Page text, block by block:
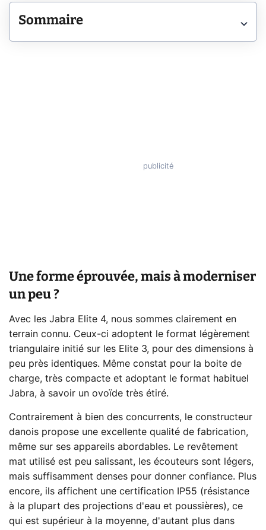
Sommaire
Une forme éprouvée, mais à moderniser
un peu ?
Avec les Jabra Elite 4, nous sommes clairement en
terrain connu. Ceux-ci adoptent le format légèrement
triangulaire initié sur les Elite 3, pour des dimensions à
peu près identiques. Même constat pour la boite de
charge, très compacte et adoptant le format habituel
Jabra, à savoir un ovoïde très étiré.
Contrairement à bien des concurrents, le constructeur
danois propose une excellente qualité de fabrication,
même sur ses appareils abordables. Le revêtement
mat utilisé est peu salissant, les écouteurs sont légers,
mais suffisamment denses pour donner confiance. Plus
encore, ils affichent une certification IP55 (résistance
à la plupart des projections d'eau et poussières), ce
qui est supérieur à la moyenne, d'autant plus dans